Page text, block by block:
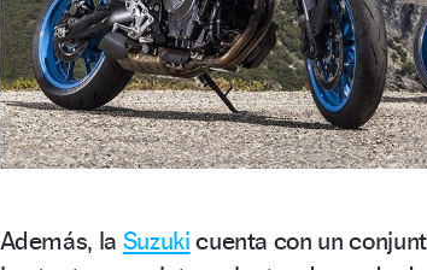
Además, la Suzuki cuenta con un